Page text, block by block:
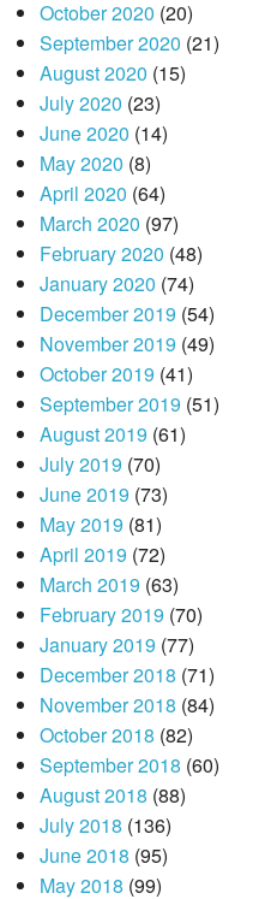
October 2020 (20)
September 2020 (21)
August 2020 (15)
July 2020 (23)
June 2020 (14)
May 2020 (8)
April 2020 (64)
March 2020 (97)
February 2020 (48)
January 2020 (74)
December 2019 (54)
November 2019 (49)
October 2019 (41)
September 2019 (51)
August 2019 (61)
July 2019 (70)
June 2019 (73)
May 2019 (81)
April 2019 (72)
March 2019 (63)
February 2019 (70)
January 2019 (77)
December 2018 (71)
November 2018 (84)
October 2018 (82)
September 2018 (60)
August 2018 (88)
July 2018 (136)
June 2018 (95)
May 2018 (99)